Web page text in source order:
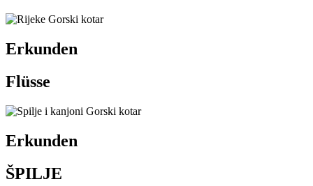
Erkunden
Flüsse
Erkunden
ŠPILJE